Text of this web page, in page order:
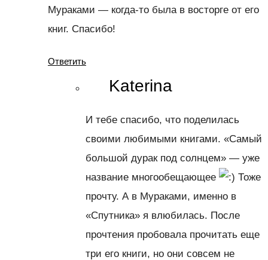
Мураками — когда-то была в восторге от его
книг. Спасибо!
Ответить
Katerina
И тебе спасибо, что поделилась
своими любимыми книгами. «Самый
большой дурак под солнцем» — уже
название многообещающее
Тоже
прочту. А в Мураками, именно в
«Спутника» я влюбилась. После
прочтения пробовала прочитать еще
три его книги, но они совсем не